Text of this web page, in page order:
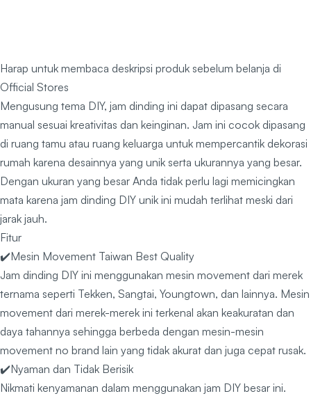
Harap untuk membaca deskripsi produk sebelum belanja di
Official Stores
Mengusung tema DIY, jam dinding ini dapat dipasang secara
manual sesuai kreativitas dan keinginan. Jam ini cocok dipasang
di ruang tamu atau ruang keluarga untuk mempercantik dekorasi
rumah karena desainnya yang unik serta ukurannya yang besar.
Dengan ukuran yang besar Anda tidak perlu lagi memicingkan
mata karena jam dinding DIY unik ini mudah terlihat meski dari
jarak jauh.
Fitur
✔️Mesin Movement Taiwan Best Quality
Jam dinding DIY ini menggunakan mesin movement dari merek
ternama seperti Tekken, Sangtai, Youngtown, dan lainnya. Mesin
movement dari merek-merek ini terkenal akan keakuratan dan
daya tahannya sehingga berbeda dengan mesin-mesin
movement no brand lain yang tidak akurat dan juga cepat rusak.
✔️Nyaman dan Tidak Berisik
Nikmati kenyamanan dalam menggunakan jam DIY besar ini.